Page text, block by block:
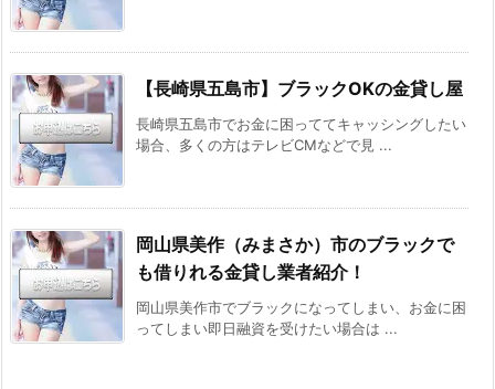
【長崎県五島市】ブラックOKの金貸し屋
長崎県五島市でお金に困っててキャッシングしたい
場合、多くの方はテレビCMなどで見 ...
岡山県美作（みまさか）市のブラックで
も借りれる金貸し業者紹介！
岡山県美作市でブラックになってしまい、お金に困
ってしまい即日融資を受けたい場合は ...